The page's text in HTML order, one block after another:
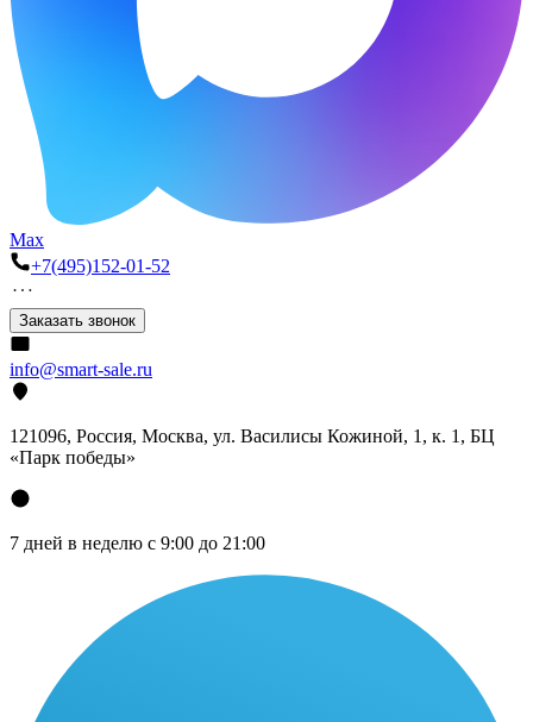
Max
+7(495)152-01-52
Заказать звонок
info@smart-sale.ru
121096, Россия, Москва, ул. Василисы Кожиной, 1, к. 1, БЦ
«Парк победы»
7 дней в неделю с 9:00 до 21:00